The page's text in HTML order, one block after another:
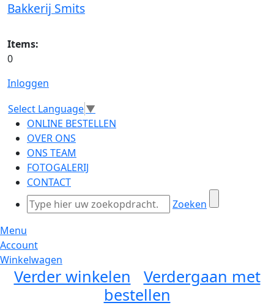
Bakkerij Smits
Items:
0
Inloggen
Select Language▼
ONLINE BESTELLEN
OVER ONS
ONS TEAM
FOTOGALERIJ
CONTACT
Zoeken
Menu
Account
Winkelwagen
Verder winkelen
Verdergaan met
bestellen